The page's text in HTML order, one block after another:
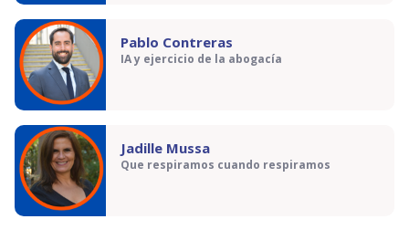
Pablo Contreras
IA y ejercicio de la abogacía
Jadille Mussa
Que respiramos cuando respiramos